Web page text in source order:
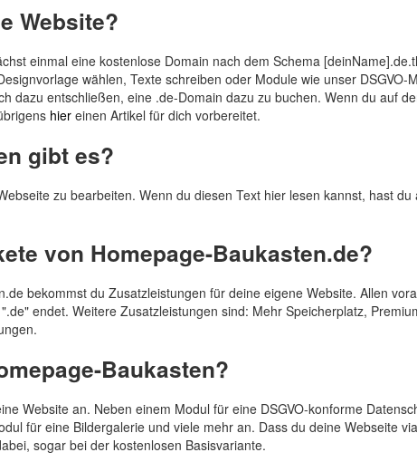
Website?
einmal eine kostenlose Domain nach dem Schema
wählen, Texte schreiben oder Module wie unser DSGVO-
dazu entschließen, eine .de-Domain dazu zu buchen. Wenn du auf
hier einen Artikel für dich vorbereitet.
gibt es?
zu bearbeiten. Wenn du diesen Text hier lesen kannst, hast du
von Homepage-Baukasten.de?
bekommst du Zusatzleistungen für deine eigene Website. Allen
endet. Weitere Zusatzleistungen sind: Mehr Speicherplatz,
Baukasten?
Website an. Neben einem Modul für eine DSGVO-konforme
für eine Bildergalerie und viele mehr an. Dass du deine Webseite
sogar bei der kostenlosen Basisvariante.